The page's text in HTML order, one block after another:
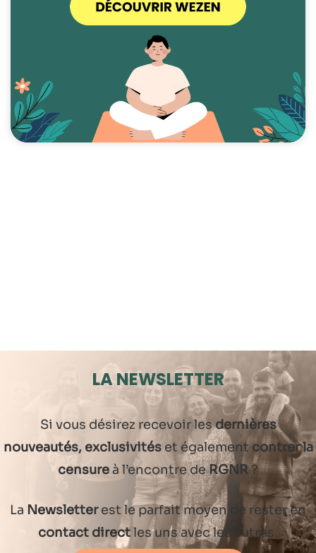
LA NEWSLETTER
Si vous désirez recevoir lesdernières
nouveautés, exclusivitéset également contrer la
censureà l’encontre deRGNR?
La Newsletterest le parfait moyen de rester en
contact directles uns avec les autres.